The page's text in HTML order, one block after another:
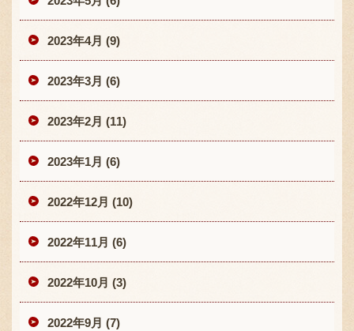
2023年4月 (9)
2023年3月 (6)
2023年2月 (11)
2023年1月 (6)
2022年12月 (10)
2022年11月 (6)
2022年10月 (3)
2022年9月 (7)